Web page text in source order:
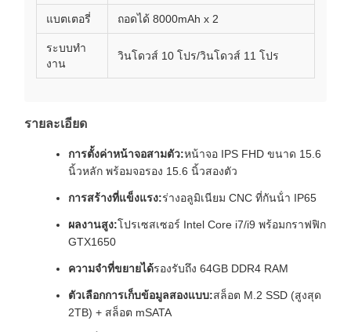
แบตเตอรี่ ถอดได้ 8000mAh x 2
ระบบทํา
งาน
วินโดวส์ 10 โปร/วินโดวส์ 11 โปร
รายละเอียด
การตั้งค่าหน้าจอสามตัว:หน้าจอ IPS FHD ขนาด 15.6
นิ้วหลัก พร้อมจอรอง 15.6 นิ้วสองตัว
การสร้างที่แข็งแรง:ร่างอลูมิเนียม CNC ที่กันน้ํา IP65
ผลงานสูง:โปรเซสเซอร์ Intel Core i7/i9 พร้อมกราฟฟิก
GTX1650
ความจําที่ขยายได้รองรับถึง 64GB DDR4 RAM
ตัวเลือกการเก็บข้อมูลสองแบบ:สล็อต M.2 SSD (สูงสุด
2TB) + สล็อต mSATA